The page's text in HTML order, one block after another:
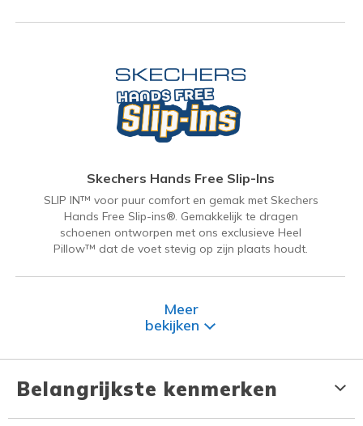
Skechers Hands Free Slip-Ins
SLIP IN™ voor puur comfort en gemak met Skechers
Hands Free Slip-ins®. Gemakkelijk te dragen
schoenen ontworpen met ons exclusieve Heel
Pillow™ dat de voet stevig op zijn plaats houdt.
Meer
bekijken
Belangrijkste kenmerken